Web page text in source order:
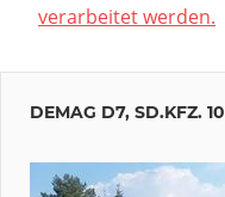
verarbeitet werden.
DEMAG D7, SD.KFZ. 10